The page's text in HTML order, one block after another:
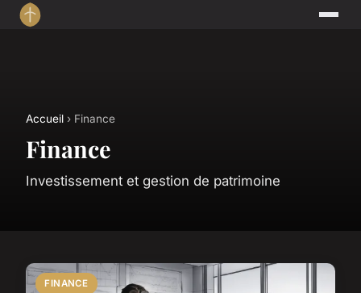
Accueil › Finance
Finance
Investissement et gestion de patrimoine
FINANCE